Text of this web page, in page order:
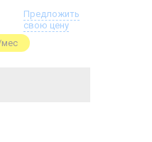
Предложить
свою цену
мес